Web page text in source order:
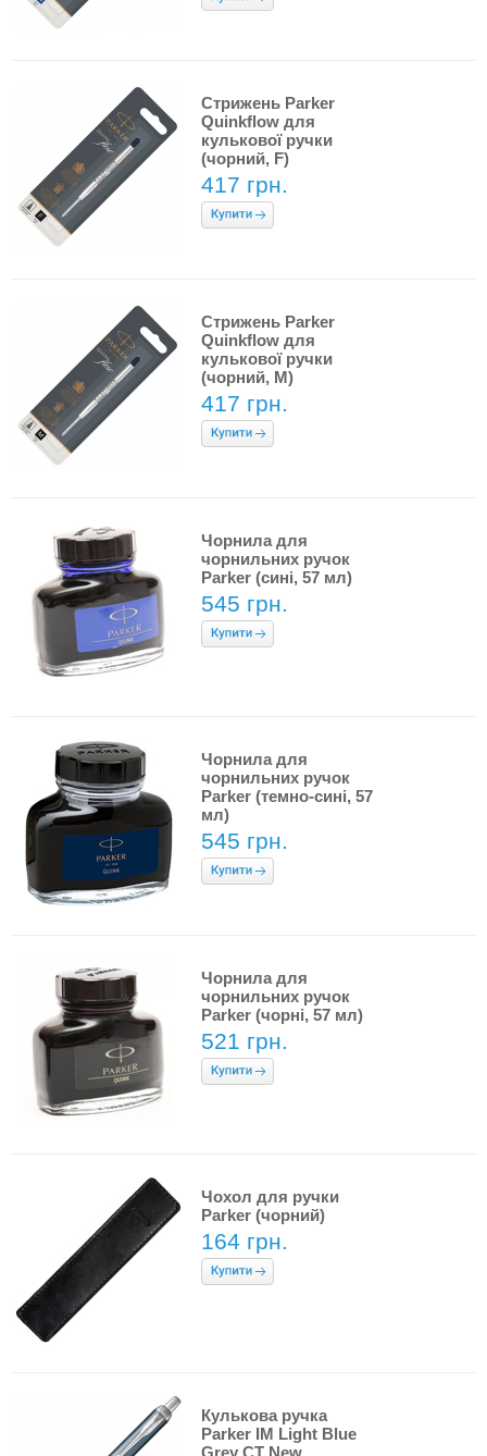
Стрижень Parker
Quinkflow для
кулькової ручки
(чорний, F)
417 грн.
Стрижень Parker
Quinkflow для
кулькової ручки
(чорний, М)
417 грн.
Чорнила для
чорнильних ручок
Parker (сині, 57 мл)
545 грн.
Чорнила для
чорнильних ручок
Parker (темно-сині, 57
мл)
545 грн.
Чорнила для
чорнильних ручок
Parker (чорні, 57 мл)
521 грн.
Чохол для ручки
Parker (чорний)
164 грн.
Кулькова ручка
Parker IM Light Blue
Grey CT New